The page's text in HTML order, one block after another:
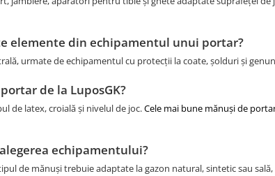
elemente din echipamentul unui portar?
urmate de echipamentul cu protecții la coate, șolduri și
de la LuposGK?
de latex, croială și nivelul de joc.Cele mai bune mănuși de
echipamentului?
de mănuși trebuie adaptate la gazon natural, sintetic sau